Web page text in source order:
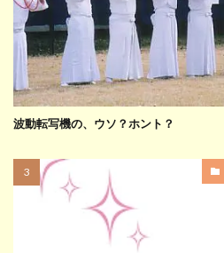
波動転写機の、ウソ？ホント？